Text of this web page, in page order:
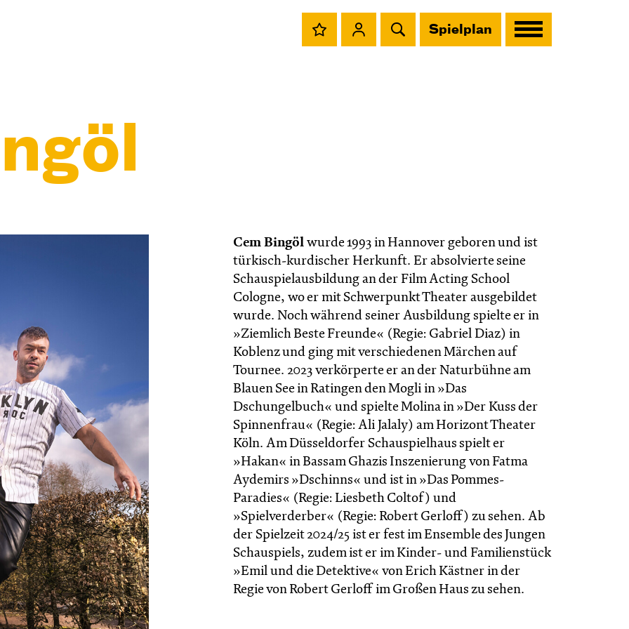
Spielplan
Cem Bingöl wurde 1993 in Hannover geboren und ist
türkisch-kurdischer Herkunft. Er absolvierte seine
Schauspielausbildung an der Film Acting School
Cologne, wo er mit Schwerpunkt Theater ausgebildet
wurde. Noch während seiner Ausbildung spielte er in
»Ziemlich Beste Freunde« (Regie: Gabriel Diaz) in
Koblenz und ging mit verschiedenen Märchen auf
Tournee. 2023 verkörperte er an der Naturbühne am
Blauen See in Ratingen den Mogli in »Das
Dschungelbuch« und spielte Molina in »Der Kuss der
Spinnenfrau« (Regie: Ali Jalaly) am Horizont Theater
Köln. Am Düsseldorfer Schauspielhaus spielt er
»Hakan« in Bassam Ghazis Inszenierung von Fatma
Aydemirs »Dschinns« und ist in »Das Pommes-
Paradies« (Regie: Liesbeth Coltof) und
»Spielverderber« (Regie: Robert Gerloff) zu sehen. Ab
der Spielzeit 2024/25 ist er fest im Ensemble des Jungen
Schauspiels, zudem ist er im Kinder- und Familienstück
»Emil und die Detektive« von Erich Kästner in der
Regie von Robert Gerloff im Großen Haus zu sehen.